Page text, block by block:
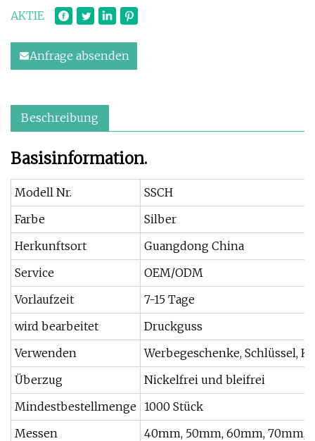
AKTIE
Anfrage absenden
Beschreibung
Basisinformation.
Modell Nr.
SSCH
Farbe
Silber
Herkunftsort
Guangdong China
Service
OEM/ODM
Vorlaufzeit
7-15 Tage
wird bearbeitet
Druckguss
Verwenden
Werbegeschenke, Schlüssel,
Überzug
Nickelfrei und bleifrei
Mindestbestellmenge 1000 Stück
Messen
40mm, 50mm, 60mm, 70mm,